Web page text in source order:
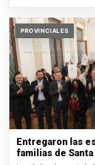
PROVINCIALES
Entregaron las
familias de Santa